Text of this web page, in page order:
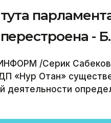
-
/Серик
«Нур Отан»
деятельности